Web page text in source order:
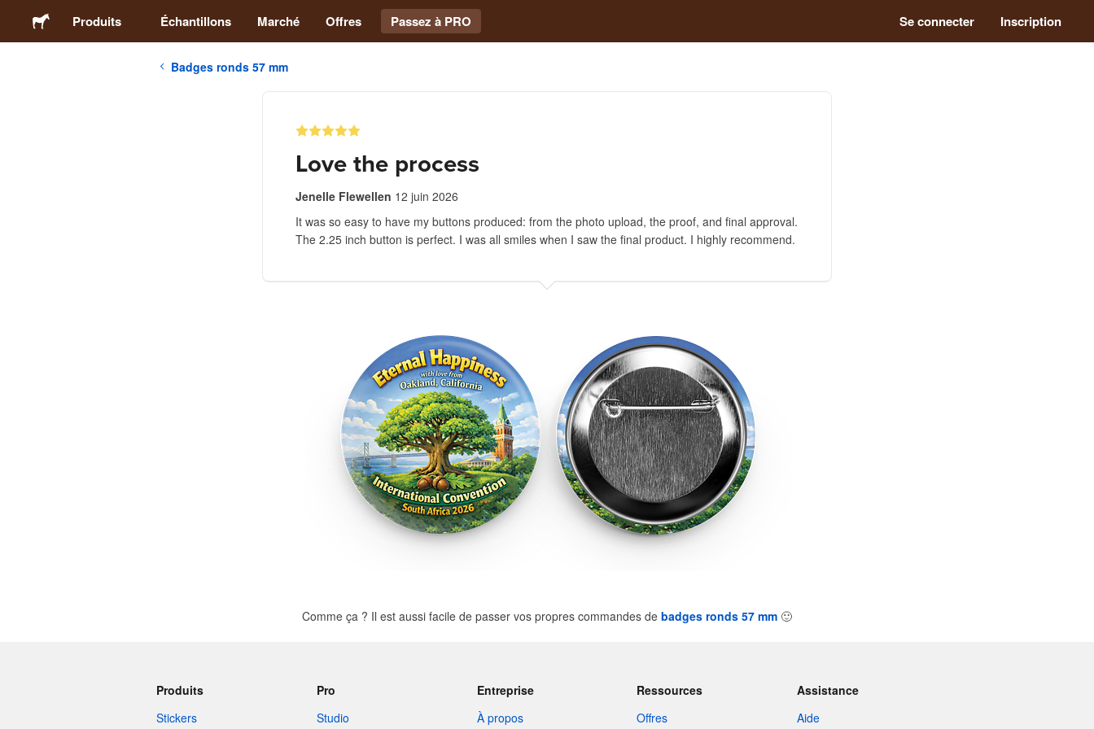
Produits Échantillons Marché Offres Passez à PRO Se connecter Inscription
Badges ronds 57 mm
Love the process
Jenelle Flewellen 12 juin 2026
It was so easy to have my buttons produced: from the photo upload, the proof, and final approval.
The 2.25 inch button is perfect. I was all smiles when I saw the final product. I highly recommend.
Comme ça ? Il est aussi facile de passer vos propres commandes de badges ronds 57 mm 🙂
Produits
Stickers
Pro
Studio
Entreprise
À propos
Ressources
Offres
Assistance
Aide